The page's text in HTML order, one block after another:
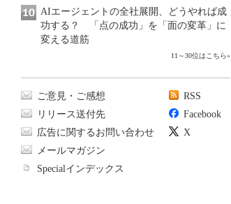
AIエージェントの全社展開、どうやれば成
功する？ 「点の成功」を「面の変革」に
変える道筋
11～30位はこちら»
ご意見・ご感想
リリース送付先
広告に関するお問い合わせ
メールマガジン
Specialインデックス
RSS
Facebook
X